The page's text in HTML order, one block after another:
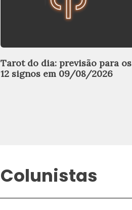
Tarot do dia: previsão para os
12 signos em 09/08/2026
Colunistas